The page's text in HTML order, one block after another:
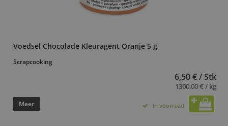
Voedsel Chocolade Kleuragent Oranje 5 g
Scrapcooking
6,50 € / Stk
1300,00 € / kg
Meer In voorraad